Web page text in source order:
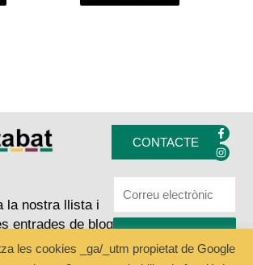
CONTACTE
F
a
c
e
-
I
n
s
t
m
la nostra llista i
entrades de blog
les cookies _ga/_utm propietat de Google